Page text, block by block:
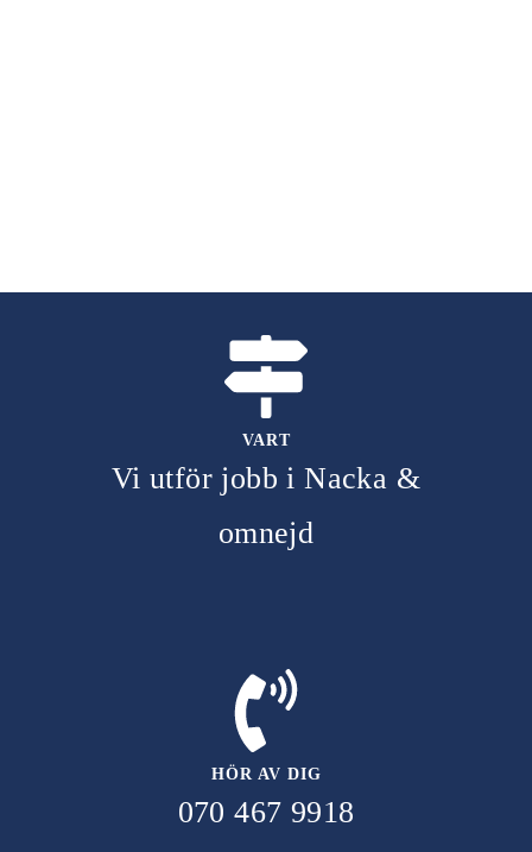
VART
Vi utför jobb i Nacka &
omnejd
HÖR AV DIG
070 467 9918